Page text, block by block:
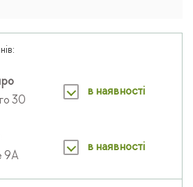
30
в наявності
9А
в наявності